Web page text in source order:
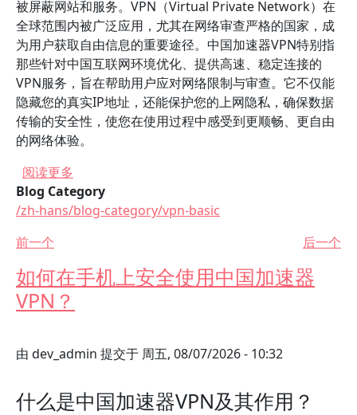
被屏蔽网站和服务。VPN（Virtual Private Network）在
全球范围内被广泛应用，尤其在网络审查严格的国家，成
为用户获取自由信息的重要途径。中国加速器VPN特别指
那些针对中国互联网环境优化、提供高速、稳定连接的
VPN服务，旨在帮助用户应对网络限制与审查。它不仅能
隐藏您的真实IP地址，还能保护您的上网隐私，确保数据
传输的安全性，使您在使用过程中感受到更顺畅、更自由
的网络体验。
阅读更多
Blog Category
/zh-hans/blog-category/vpn-basic
前一个
后一个
如何在手机上安全使用中国加速器
VPN？
由 dev_admin 提交于 周五, 08/07/2026 - 10:32
什么是中国加速器VPN及其作用？